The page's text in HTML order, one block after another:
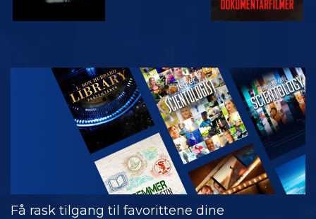
SE
UTFORSK
SERIEN
Få rask tilgang til favorittene dine